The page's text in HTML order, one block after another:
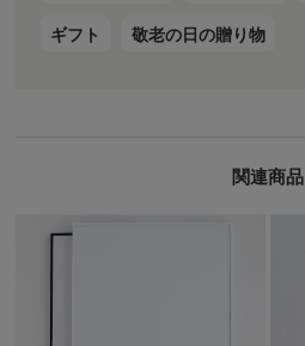
ギフト
敬老の日の贈り物
関連商品